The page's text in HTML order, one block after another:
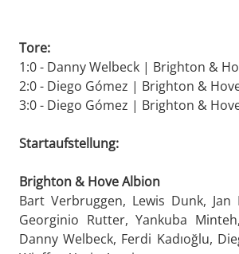
Tore:
1:0 - Danny Welbeck | Brighton &
2:0 - Diego Gómez | Brighton &
3:0 - Diego Gómez | Brighton &
Startaufstellung:
Brighton & Hove Albion
Bart Verbruggen, Lewis Dunk, Jan
Georginio Rutter, Yankuba
Danny Welbeck, Ferdi Kadıoğlu,